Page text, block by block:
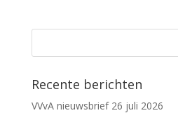
Recente berichten
VVvA nieuwsbrief 26 juli 2026